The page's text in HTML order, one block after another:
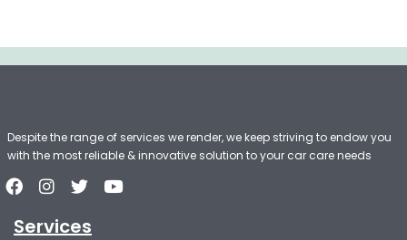
Despite the range of services we render, we keep striving to endow you
with the most reliable & innovative solution to your car care needs
Services